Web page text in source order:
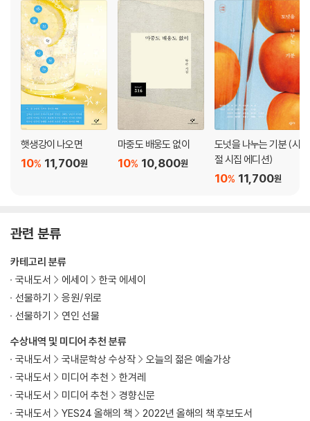
여름 자리
장마를 기다리는 마음
저녁과 저녁밥
칠월 산문
멀리서, 나에게
정의
막국수
팔월 산문
정원에게
꿈과 땀
조언의 결
다시 행신
가을 우체국 앞에서
시월 산문
노상
학원 가는 길
십일월 산문 - 종이 인형
기도에게
크게 들이쉬었다가는 이내 기침이 터져나오는 겨울밤의 찬 공기처럼
한참을 셈하다
햇생강이 나오면
11,700원
10%
마중도 배웅도 없이
10,800원
10%
도넛을 나누는 기분 (시
절 시집 에디션)
11,700원
10%
관련 분류
수상내역 및 미디어 추천 분류
국내도서
국내문학상 수상작
오늘의 젊은 예술가상
국내도서
미디어 추천
한겨레
국내도서
미디어 추천
경향신문
국내도서
YES24 올해의 책 2022년 올해의 책 후보도서
카테고리 분류
국내도서
에세이
한국 에세이
선물하기
응원/위로
선물하기
연인 선물